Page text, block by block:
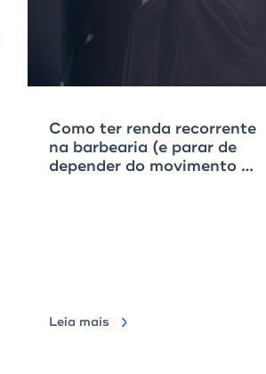
Como ter renda recorrente
na barbearia (e parar de
depender do movimento do
Leia mais